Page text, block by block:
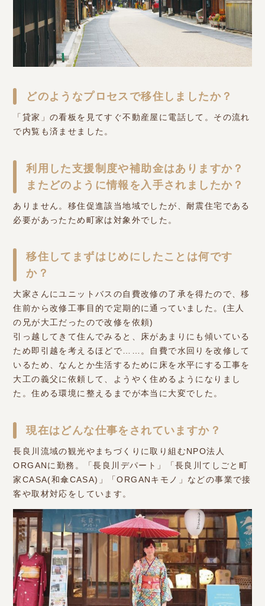
どのようなプロセスで移住しましたか？
「貸家」の看板を見てすぐ不動産屋に電話して。その流れ
で内覧も済ませました。
利用した支援制度や補助金はありますか？
またどのように情報を入手されましたか？
ありません。移住促進該当地域でしたが、耐震住宅である
必要があったため町家は対象外でした。
移住してまずはじめにしたことは何です
か？
大家さんにユニットバスの自費改修の了承を得たので、移
住前から改修工事目的で定期的に通っていました。(主人
の兄が大工だったので改修を依頼)
引っ越してきて住んでみると、床があまりにも傾いている
ため即引越を考えるほどで……。自費で水回りを改修して
いるため、なんとか生活するために床を水平にする工事を
大工の義父に依頼して、ようやく住めるようになりまし
た。住める環境に整えるまでが本当に大変でした。
現在はどんな仕事をされていますか？
長良川流域の観光やまちづくりに取り組むNPO法人
ORGANに勤務。「長良川デパート」「長良川てしごと町
家CASA(和傘CASA)」「ORGANキモノ」などの事業で接
客や取材対応をしています。